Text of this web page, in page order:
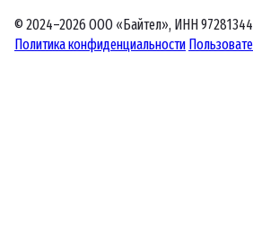
© 2024–2026 ООО «Байтел», ИНН
Политика конфиденциальности